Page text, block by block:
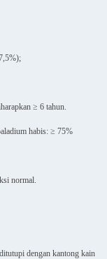
≥ 6 tahun.
habis: ≥ 75%
normal.
dengan kantong kain